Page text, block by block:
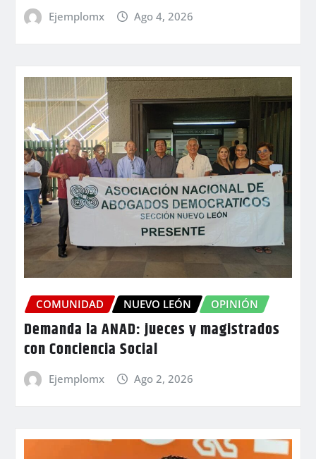
Ejemplomx Ago 4, 2026
COMUNIDAD NUEVO LEÓN OPINIÓN
Demanda la ANAD: jueces y magistrados
con Conciencia Social
Ejemplomx Ago 2, 2026